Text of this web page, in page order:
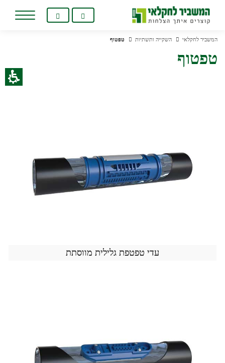
המשביר לחקלאי השקייה ותשתיות טפטוף
טפטוף
עדי טפטפת גלילית מווסתת